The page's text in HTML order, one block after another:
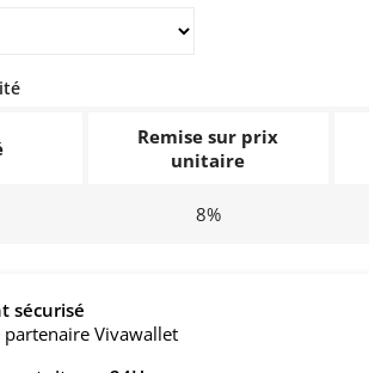
Remise sur prix
unitaire
8%
sécurisé
Vivawallet